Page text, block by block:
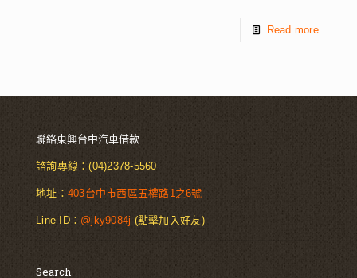
Read more
聯絡東興台中汽車借款
諮詢專線：(04)2378-5560
地址： 403台中市西區五權路1之6號
Line ID： @jky9084j (點擊加入好友)
Search